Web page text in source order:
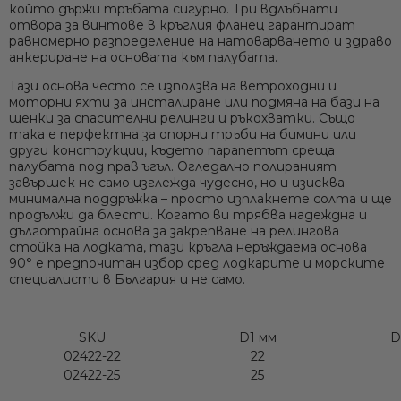
Ние ще се свържем с вас в
стегнат захват. Отстрани на основата обикновено
има фиксиращ винт (грууб винт), който фиксира
тръбата на място (предотвратява завъртане или
изтегляне).
който държи тръбата сигурно. Три вдлъбнати
отвора за винтове в кръглия фланец гарантират
равномерно разпределение на натоварването и здраво
анкериране на основата към палубата.
Тази основа често се използва на ветроходни и
моторни яхти за инсталиране или подмяна на бази на
щенки за спасителни релинги и ръкохватки. Също
така е перфектна за опорни тръби на бимини или
други конструкции, където парапетът среща
палубата под прав ъгъл. Огледално полираният
завършек не само изглежда чудесно, но и изисква
минимална поддръжка – просто изплакнете солта и ще
продължи да блести. Когато ви трябва надеждна и
дълготрайна основа за закрепване на релингова
стойка на лодката, тази кръгла неръждаема основа
90° е предпочитан избор сред лодкарите и морските
специалисти в България и не само.
SKU D1 мм
02422-22
22
02422-25
25